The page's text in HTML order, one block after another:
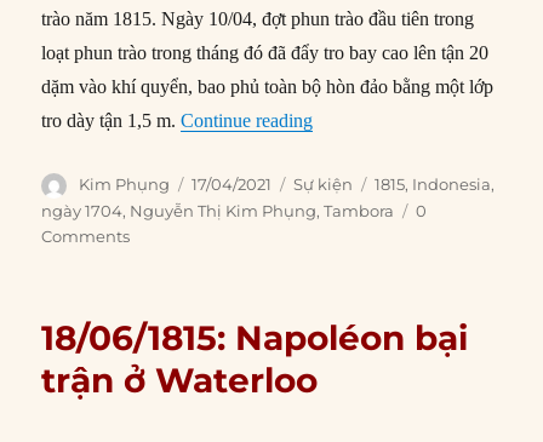
trào năm 1815. Ngày 10/04, đợt phun trào đầu tiên trong
loạt phun trào trong tháng đó đã đẩy tro bay cao lên tận 20
dặm vào khí quyển, bao phủ toàn bộ hòn đảo bằng một lớp
tro dày tận 1,5 m.Continue reading“17/04/1815: Núi lửa
Author
Kim Phụng
Posted
on
17/04/2021 Categories
Sự kiện Tags
1815, Indonesia,
ngày 1704, Nguyễn Thị Kim Phụng,Tambora
0
Comments
18/06/1815: Napoléon bại
trận ở Waterloo